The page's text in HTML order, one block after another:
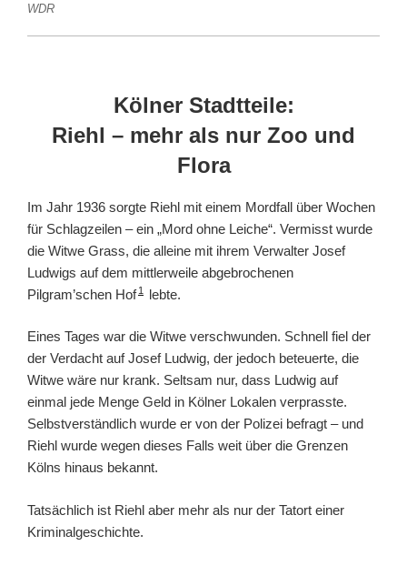
WDR
Kölner Stadtteile:
Riehl – mehr als nur Zoo und
Flora
Im Jahr 1936 sorgte Riehl mit einem Mordfall über Wochen
für Schlagzeilen – ein „Mord ohne Leiche“. Vermisst wurde
die Witwe Grass, die alleine mit ihrem Verwalter Josef
Ludwigs auf dem mittlerweile abgebrochenen
Pilgram’schen Hof 1 lebte.
Eines Tages war die Witwe verschwunden. Schnell fiel der
der Verdacht auf Josef Ludwig, der jedoch beteuerte, die
Witwe wäre nur krank. Seltsam nur, dass Ludwig auf
einmal jede Menge Geld in Kölner Lokalen verprasste.
Selbstverständlich wurde er von der Polizei befragt – und
Riehl wurde wegen dieses Falls weit über die Grenzen
Kölns hinaus bekannt.
Tatsächlich ist Riehl aber mehr als nur der Tatort einer
Kriminalgeschichte.